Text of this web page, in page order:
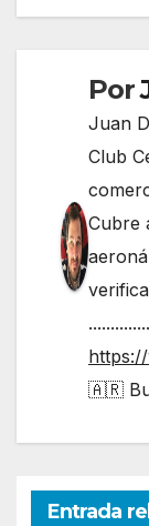
Por
Juan
Club
Cubre
🇦🇷
Entrada